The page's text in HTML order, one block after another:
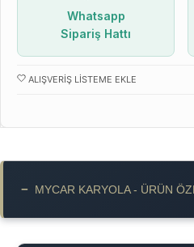
Whatsapp
Sipariş Hattı
ALIŞVERIŞ LISTEME EKLE
− MYCAR KARYOLA - ÜRÜN